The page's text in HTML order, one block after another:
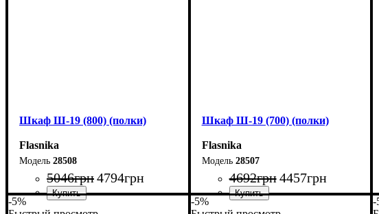
Шкаф Ш-19 (800) (полки)
Flasnika
28508
5046грн4794грн
Шкаф Ш-19 (700) (полки)
Flasnika
28507
4692грн 4457грн
-5%
-5%
-